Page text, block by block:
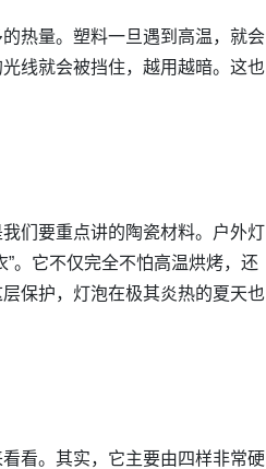
热量。塑料一旦遇到高温，就会
线就会被挡住，越用越暗。这也
们要重点讲的陶瓷材料。户外灯
。它不仅完全不怕高温烘烤，还
保护，灯泡在极其炎热的夏天也
看。其实，它主要由四样非常硬